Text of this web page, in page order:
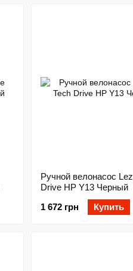
Ручной велонасос
Drive HP Y13 Черный
1 672 грн
Купить